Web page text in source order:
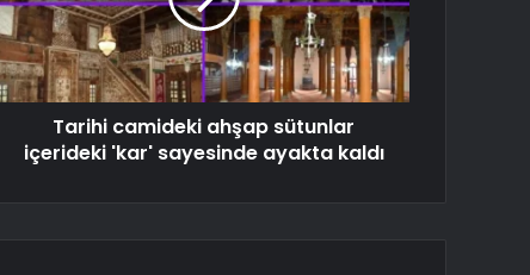
Tarihi camideki ahşap sütunlar
içerideki 'kar' sayesinde ayakta kaldı